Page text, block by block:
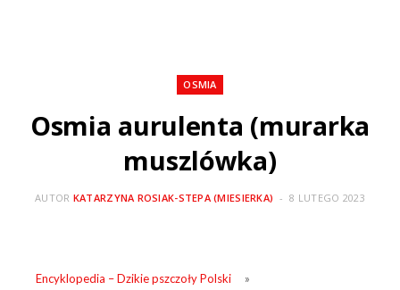
OSMIA
Osmia aurulenta (murarka
muszlówka)
AUTOR KATARZYNA ROSIAK-STEPA (MIESIERKA) 8 LUTEGO 2023
Encyklopedia – Dzikie pszczoły Polski »